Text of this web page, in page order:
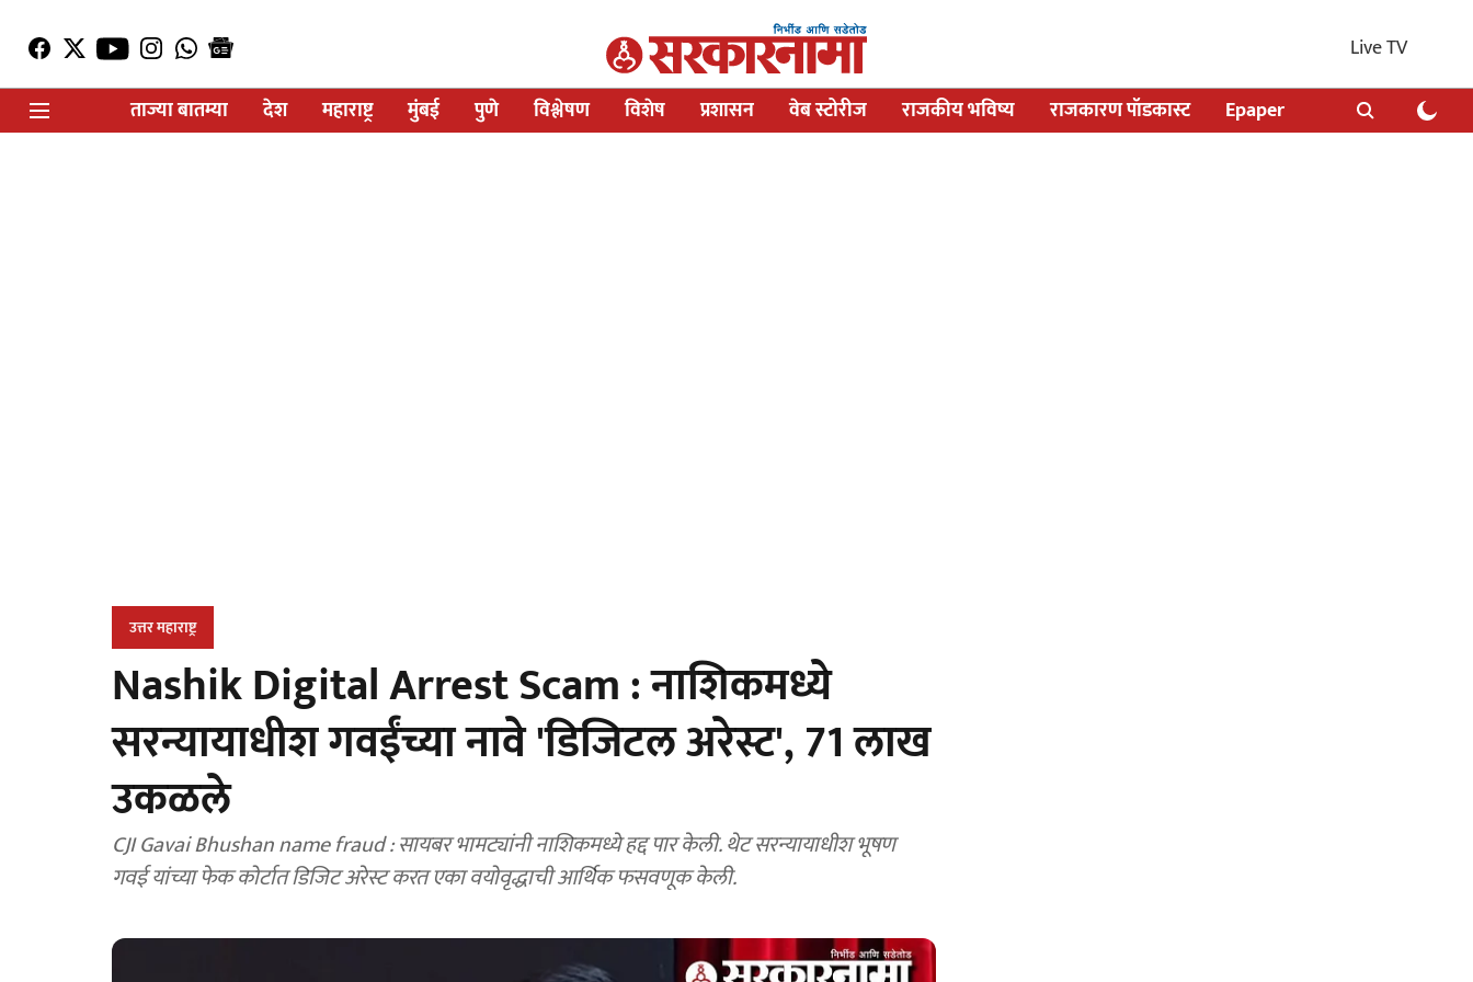
Live TV
ताज्या बातम्या
देश महाराष्ट्र मुंबई पुणे विश्लेषण विशेष प्रशासन वेब स्टोरीज राजकीय भविष्य राजकारण पॉडकास्ट Epaper
उत्तर महाराष्ट्र
Nashik Digital Arrest Scam : नाशिकमध्ये
सरन्यायाधीश गवईंच्या नावे 'डिजिटल अरेस्ट', 71 लाख
उकळले
CJI Gavai Bhushan name fraud : सायबर भामट्यांनी नाशिकमध्ये हद्द पार केली. थेट सरन्यायाधीश भूषण
गवई यांच्या फेक कोर्टात डिजिट अरेस्ट करत एका वयोवृद्धाची आर्थिक फसवणूक केली.